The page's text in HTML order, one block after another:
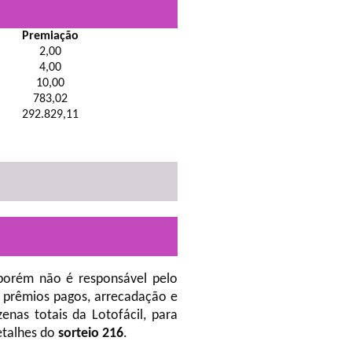
Premiação
2,00
4,00
10,00
783,02
292.829,11
não é responsável pelo
pagos, arrecadação e
totais da Lotofácil, para
do sorteio 216.